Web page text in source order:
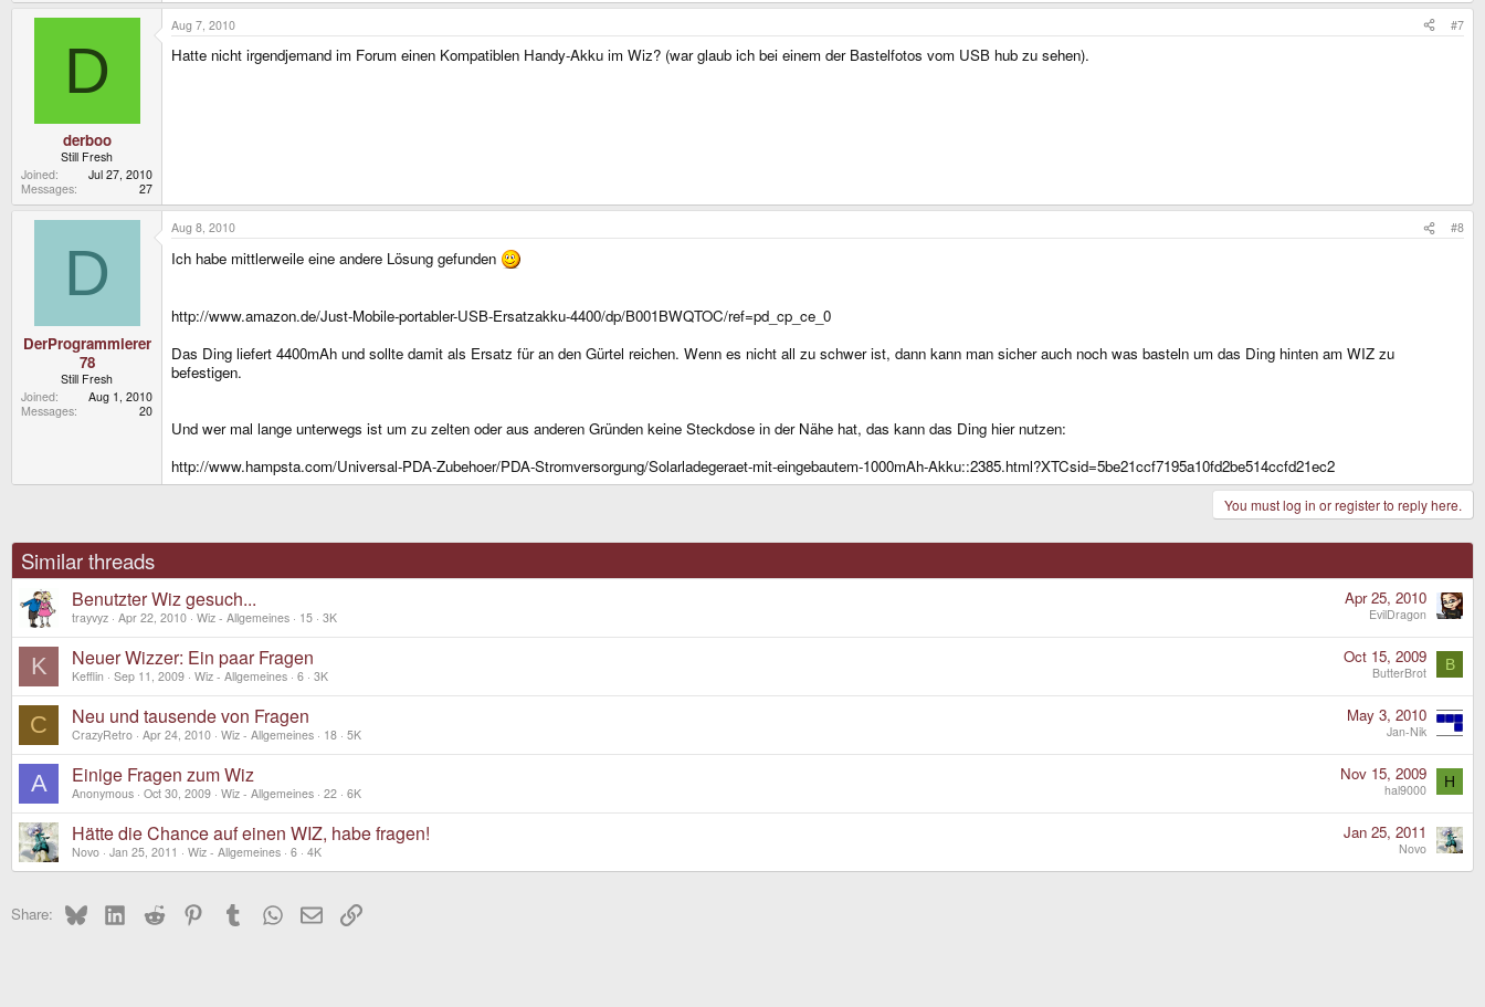
D
derboo
Still Fresh
Joined
Jul 27, 2010
Messages
27
Aug 7, 2010 #7
Hatte nicht irgendjemand im Forum einen Kompatiblen Handy-Akku im Wiz? (war glaub ich bei einem der Bastelfotos vom USB hub zu sehen).
D
DerProgrammierer
78
Still Fresh
Joined
Aug 1, 2010
Messages
20
Aug 8, 2010 #8
Ich habe mittlerweile eine andere Lösung gefunden
http://www.amazon.de/Just-Mobile-portabler-USB-Ersatzakku-4400/dp/B001BWQTOC/ref=pd_cp_ce_0
Das Ding liefert 4400mAh und sollte damit als Ersatz für an den Gürtel reichen. Wenn es nicht all zu schwer ist, dann kann man sicher auch noch was basteln um das Ding hinten am WIZ zu
befestigen.
Und wer mal lange unterwegs ist um zu zelten oder aus anderen Gründen keine Steckdose in der Nähe hat, das kann das Ding hier nutzen:
http://www.hampsta.com/Universal-PDA-Zubehoer/PDA-Stromversorgung/Solarladegeraet-mit-eingebautem-1000mAh-Akku::2385.html?XTCsid=5be21ccf7195a10fd2be514ccfd21ec2
You must log in or register to reply here.
Similar threads
Benutzter Wiz gesuch...
trayvyz Apr 22, 2010 Wiz - Allgemeines 15 3K
Apr 25, 2010
EvilDragon
K Neuer Wizzer: Ein paar Fragen
Kefflin Sep 11, 2009 Wiz - Allgemeines 6 3K
Oct 15, 2009
ButterBrot B
C Neu und tausende von Fragen
CrazyRetro Apr 24, 2010 Wiz - Allgemeines 18 5K
May 3, 2010
Jan-Nik
A Einige Fragen zum Wiz
Anonymous Oct 30, 2009 Wiz - Allgemeines 22 6K
Nov 15, 2009
hal9000 H
Hätte die Chance auf einen WIZ, habe fragen!
Novo Jan 25, 2011 Wiz - Allgemeines 6 4K
Jan 25, 2011
Novo
Share: Bluesky LinkedInReddit PinterestTumblrWhatsApp
EmailLink